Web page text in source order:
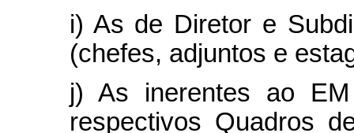
i) As de Diretor e
(chefes, adjuntos e
j) As inerentes ao
respectivos Quadros